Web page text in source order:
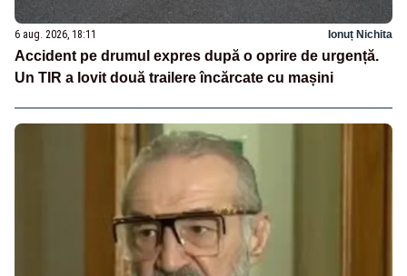
6 aug. 2026, 18:11 Ionuț Nichita
Accident pe drumul expres după o oprire de urgență.
Un TIR a lovit două trailere încărcate cu mașini